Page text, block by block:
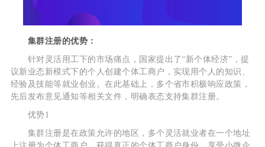
集群注册的优势：
针对灵活用工下的市场痛点，国家提出了“新个体经济”，提
议新业态新模式下的个人创建个体工商户，实现用个人的知识、
经验及技能等就业创业。在此基础上，多个省市积极响应政策，
先后发布意见通知等相关文件，明确表态支持集群注册。
优势1
集群注册是在政策允许的地区，多个灵活就业者在一个地址